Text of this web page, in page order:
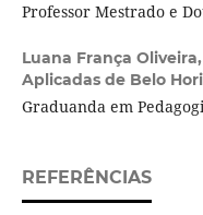
Professor Mestrado e
Luana França Oliveira,
Aplicadas de Belo
Graduanda em
REFERÊNCIAS